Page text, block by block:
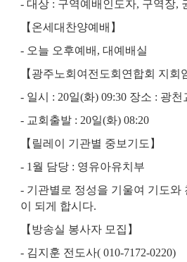
- 대상 : 구역예배인도자, 구역장,
【 온세대찬양예배 】
- 오늘 오후예배 , 대예배실
【 광주노회여전도회연합회 지회
- 일시 : 20일(화) 09:30 장소 : 광천
- 교회출발 : 20일(화) 08:20
【 릴레이 기관별 중보기도 】
- 1 월 담당 : 영유아유치부
- 기관별로 정성을 기울여 기도와
이 되게 합시다.
【 방송실 봉사자 모집 】
- 김지훈 전도사( 010-7172-0220)